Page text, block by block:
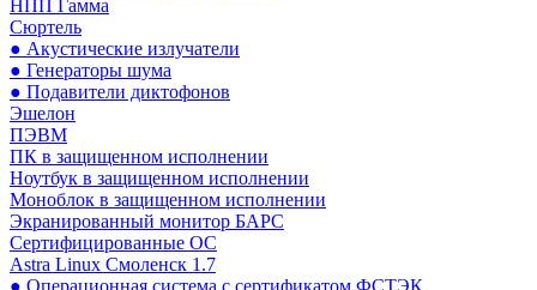
НПП Гамма
Сюртель
● Акустические излучатели
● Генераторы шума
● Подавители диктофонов
Эшелон
ПЭВМ
ПК в защищенном исполнении
Ноутбук в защищенном исполнении
Моноблок в защищенном исполнении
Экранированный монитор БАРС
Сертифицированные ОС
Astra Linux Смоленск 1.7
● Операционная система с сертификатом ФСТЭК